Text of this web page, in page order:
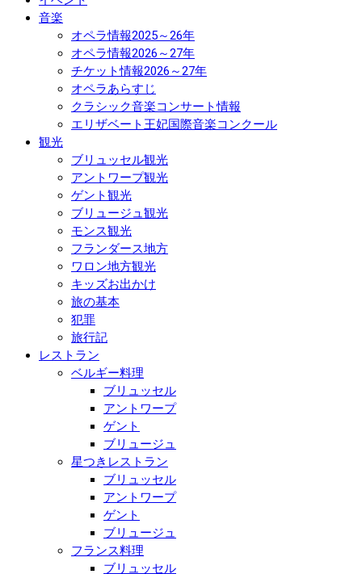
音楽
オペラ情報2025～26年
オペラ情報2026～27年
チケット情報2026～27年
オペラあらすじ
クラシック音楽コンサート情報
エリザベート王妃国際音楽コンクール
観光
ブリュッセル観光
アントワープ観光
ゲント観光
ブリュージュ観光
モンス観光
フランダース地方
ワロン地方観光
キッズお出かけ
旅の基本
犯罪
旅行記
レストラン
ベルギー料理
ブリュッセル
アントワープ
ゲント
ブリュージュ
星つきレストラン
ブリュッセル
アントワープ
ゲント
ブリュージュ
フランス料理
ブリュッセル